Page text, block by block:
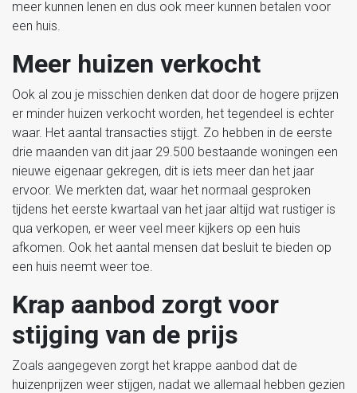
meer kunnen lenen en dus ook meer kunnen betalen voor
een huis.
Meer huizen verkocht
Ook al zou je misschien denken dat door de hogere prijzen
er minder huizen verkocht worden, het tegendeel is echter
waar. Het aantal transacties stijgt. Zo hebben in de eerste
drie maanden van dit jaar 29.500 bestaande woningen een
nieuwe eigenaar gekregen, dit is iets meer dan het jaar
ervoor. We merkten dat, waar het normaal gesproken
tijdens het eerste kwartaal van het jaar altijd wat rustiger is
qua verkopen, er weer veel meer kijkers op een huis
afkomen. Ook het aantal mensen dat besluit te bieden op
een huis neemt weer toe.
Krap aanbod zorgt voor
stijging van de prijs
Zoals aangegeven zorgt het krappe aanbod dat de
huizenprijzen weer stijgen, nadat we allemaal hebben gezien